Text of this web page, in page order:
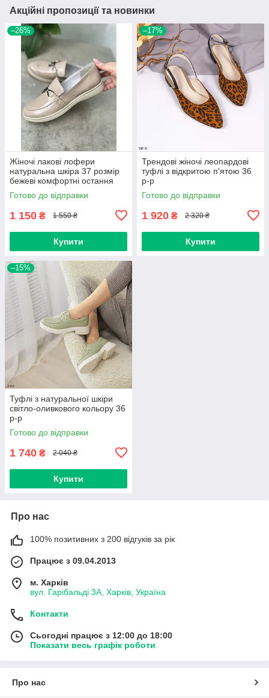
Акційні пропозиції та новинки
–26%
Жіночі лакові лофери
натуральна шкіра 37 розмір
бежеві комфортні остання
пара 23.5 см
Готово до відправки
1 150 ₴ 1 550 ₴
Купити
–17%
Трендові жіночі леопардові
туфлі з відкритою п'ятою 36
р-р
Готово до відправки
1 920 ₴ 2 320 ₴
Купити
–15%
Туфлі з натуральної шкіри
світло-оливкового кольору 36
р-р
Готово до відправки
1 740 ₴ 2 040 ₴
Купити
Про нас
100% позитивних з 200 відгуків за рік
Працює з 09.04.2013
м. Харків
вул. Гарібальді 3А, Харків, Україна
Контакти
Сьогодні працює з 12:00 до 18:00
Показати весь графік роботи
Про нас